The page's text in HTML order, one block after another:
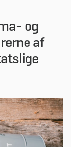
og
af